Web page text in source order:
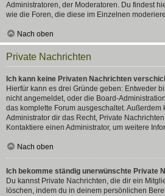
Administratoren, der Moderatoren. Du findest
wie die Foren, die diese im Einzelnen
Nach oben
Private Nachrichten
Ich kann keine Privaten Nachrichten
Hierfür kann es drei Gründe geben: Entweder
nicht angemeldet, oder die Board-
das komplette Forum ausgeschaltet. Außerdem
Administrator dir das Recht, Private
Kontaktiere einen Administrator, um weitere
Nach oben
Ich bekomme ständig unerwünschte Private
Du kannst Private Nachrichten, die dir ein
löschen, indem du in deinem persönlichen